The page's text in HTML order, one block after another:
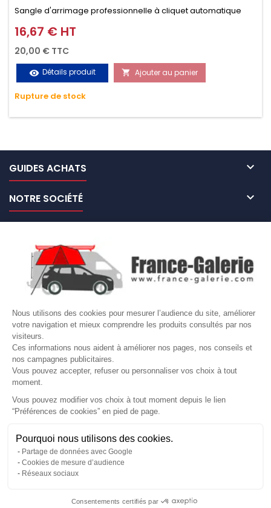
Nous utilisons des cookies pour mesurer l’audience du site, améliorer
votre navigation et mieux comprendre les produits consultés par nos
visiteurs.
Ces informations nous aident à améliorer nos pages, nos conseils et
nos campagnes publicitaires.
Vous pouvez accepter, refuser ou personnaliser vos choix à tout
moment.
Vous pouvez modifier vos choix à tout moment depuis le lien
“Préférences de cookies” en pied de page.
Pourquoi nous utilisons des cookies.
Partage de données avec Google
Cookies de mesure d’audience
Réseaux sociaux
Consentements certifiés par
Gérer mes cookies
Sangle d'arrimage professionnelle à cliquet automatique
avec crochet S en 2 parties (2.0M + 0.2M / 125daN), simple et
rapide d'utilisation. Permet d'arrimer et de sécuriser
vos chargements pendant le transport. Matière polyester
très résistante aux UV et aux variations de températures,
n'absorbe pas l'eau.
Prix
16,67 € HT
20,00 € TTC
visibility Détails produit  Ajouter au panier
Rupture de stock
GUIDES ACHATS 
NOTRE SOCIÉTÉ 
VOTRE COMPTE 
Site protégé par reCAPTCHA.
LETTRE D'INFORMATIONS
© Copyright 2026 France Galerie. Tous droits reservés.
Une question ? Nous sommes là pour vous accompagner
Non, merci